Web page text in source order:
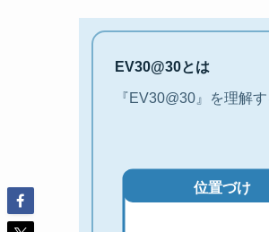
EV30@30とは
『EV30@30』を理解
位置づけ